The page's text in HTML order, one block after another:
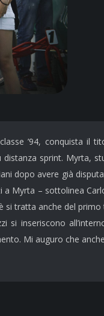
’94, conquista il
sprint. Myrta,
dopo avere già
a Myrta – sottolinea
si tratta anche del
inseriscono
Mi auguro che